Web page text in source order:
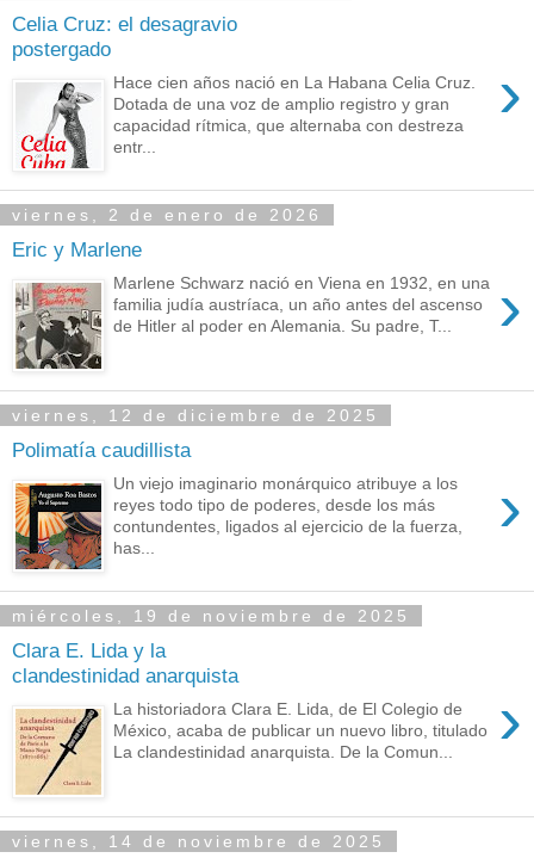
Celia Cruz: el desagravio
postergado
›
Hace cien años nació en La Habana Celia Cruz.
Dotada de una voz de amplio registro y gran
capacidad rítmica, que alternaba con destreza
entr...
viernes, 2 de enero de 2026
Eric y Marlene
›
Marlene Schwarz nació en Viena en 1932, en una
familia judía austríaca, un año antes del ascenso
de Hitler al poder en Alemania. Su padre, T...
viernes, 12 de diciembre de 2025
Polimatía caudillista
›
Un viejo imaginario monárquico atribuye a los
reyes todo tipo de poderes, desde los más
contundentes, ligados al ejercicio de la fuerza,
has...
miércoles, 19 de noviembre de 2025
Clara E. Lida y la
clandestinidad anarquista
›
La historiadora Clara E. Lida, de El Colegio de
México, acaba de publicar un nuevo libro, titulado
La clandestinidad anarquista. De la Comun...
viernes, 14 de noviembre de 2025